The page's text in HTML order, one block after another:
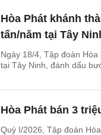
Hòa Phát khánh
tấn/năm tại Tây
Ngày 18/4, Tập đoàn
tại Tây Ninh, đánh dấu
Hòa Phát bán 3
Quý I/2026, Tập đoàn